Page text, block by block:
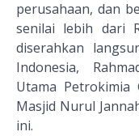
perusahaan, dan
senilai lebih dari
diserahkan
Indonesia,
Utama
Masjid Nurul
ini.